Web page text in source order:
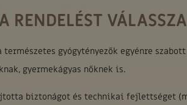
RENDELÉST
természetes gyógytényezők egyénre
gyermekágyas nőknek is.
biztonágot és technikai fejlettséget